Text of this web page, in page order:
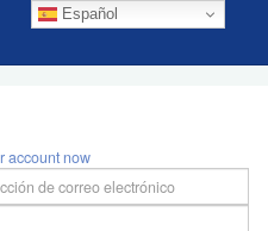
Español
account now